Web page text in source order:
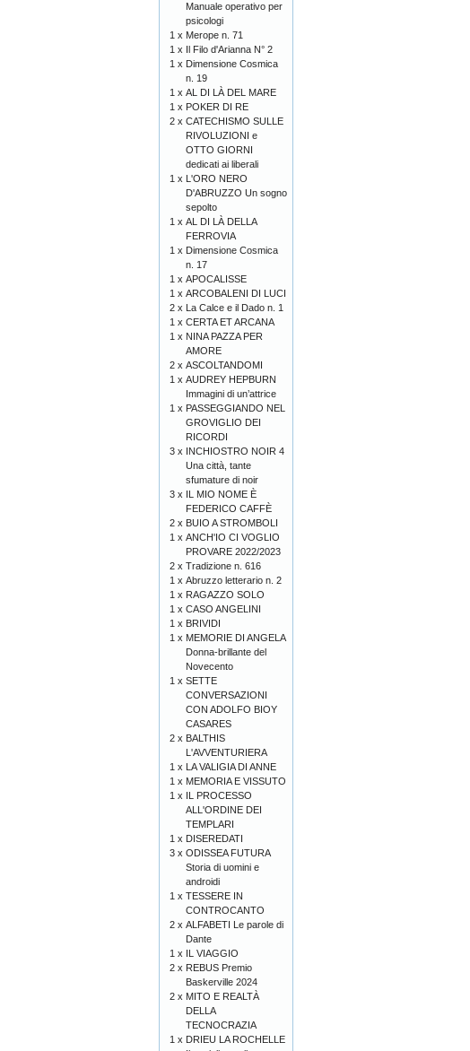
Manuale operativo per
psicologi
1 x Merope n. 71
1 x Il Filo d'Arianna N° 2
1 x Dimensione Cosmica
n. 19
1 x AL DI LÀ DEL MARE
1 x POKER DI RE
2 x CATECHISMO SULLE
RIVOLUZIONI e
OTTO GIORNI
dedicati ai liberali
1 x L'ORO NERO
D'ABRUZZO Un sogno
sepolto
1 x AL DI LÀ DELLA
FERROVIA
1 x Dimensione Cosmica
n. 17
1 x APOCALISSE
1 x ARCOBALENI DI LUCI
2 x La Calce e il Dado n. 1
1 x CERTA ET ARCANA
1 x NINA PAZZA PER
AMORE
2 x ASCOLTANDOMI
1 x AUDREY HEPBURN
Immagini di un’attrice
1 x PASSEGGIANDO NEL
GROVIGLIO DEI
RICORDI
3 x INCHIOSTRO NOIR 4
Una città, tante
sfumature di noir
3 x IL MIO NOME È
FEDERICO CAFFÈ
2 x BUIO A STROMBOLI
1 x ANCH'IO CI VOGLIO
PROVARE 2022/2023
2 x Tradizione n. 616
1 x Abruzzo letterario n. 2
1 x RAGAZZO SOLO
1 x CASO ANGELINI
1 x BRIVIDI
1 x MEMORIE DI ANGELA
Donna-brillante del
Novecento
1 x SETTE
CONVERSAZIONI
CON ADOLFO BIOY
CASARES
2 x BALTHIS
L'AVVENTURIERA
1 x LA VALIGIA DI ANNE
1 x MEMORIA E VISSUTO
1 x IL PROCESSO
ALL'ORDINE DEI
TEMPLARI
1 x DISEREDATI
3 x ODISSEA FUTURA
Storia di uomini e
androidi
1 x TESSERE IN
CONTROCANTO
2 x ALFABETI Le parole di
Dante
1 x IL VIAGGIO
2 x REBUS Premio
Baskerville 2024
2 x MITO E REALTÀ
DELLA
TECNOCRAZIA
1 x DRIEU LA ROCHELLE